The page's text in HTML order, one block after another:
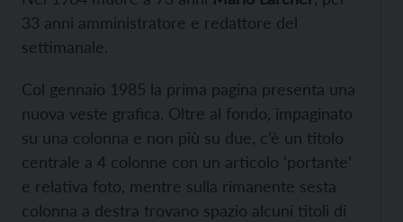
33 anni amministratore e redattore del
settimanale.
Col gennaio 1985 la prima pagina presenta una
nuova veste grafica. Oltre al fondo, impaginato
su una colonna e non più su due, c’è un titolo
centrale a 4 colonne con un articolo ‘portante’
e relativa foto, mentre sulla rimanente sesta
colonna a destra trovano spazio alcuni titoli di